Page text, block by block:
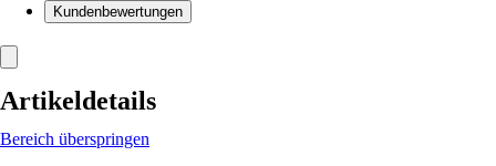
Kundenbewertungen
Artikeldetails
Bereich überspringen